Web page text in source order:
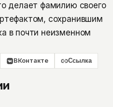
делает фамилию своего
сохранившим
в почти неизменном
ВКонтакте Ссылка